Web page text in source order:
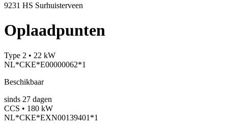
9231 HS Surhuisterveen
Oplaadpunten
Type 2 • 22 kW
NL*CKE*E00000062*1
Beschikbaar
sinds 27 dagen
CCS • 180 kW
NL*CKE*EXN00139401*1